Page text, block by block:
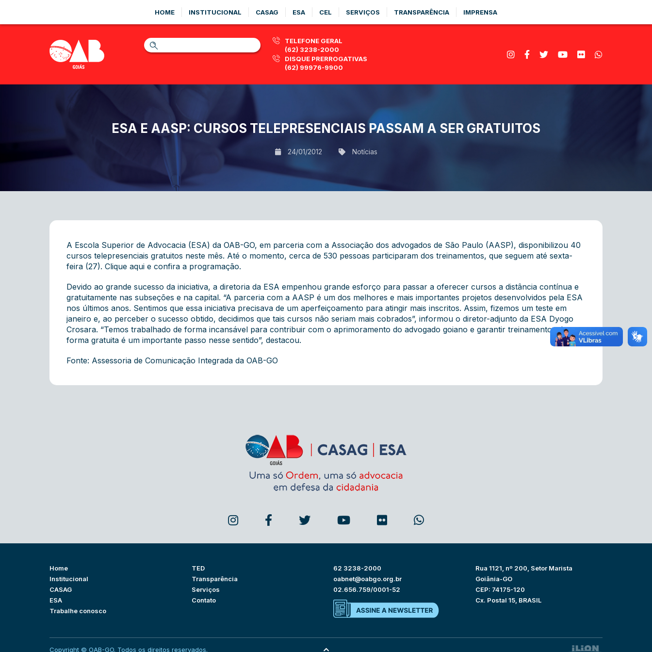
HOME INSTITUCIONAL CASAG ESA CEL SERVIÇOS TRANSPARÊNCIA IMPRENSA
TELEFONE GERAL
(62) 3238-2000
DISQUE PRERROGATIVAS
(62) 99976-9900
ESA E AASP: CURSOS TELEPRESENCIAIS PASSAM A SER GRATUITOS
24/01/2012 Notícias
A Escola Superior de Advocacia (ESA) da OAB-GO, em parceria com a Associação dos advogados de São Paulo (AASP), disponibilizou 40
cursos telepresenciais gratuitos neste mês. Até o momento, cerca de 530 pessoas participaram dos treinamentos, que seguem até sexta-
feira (27). Clique aqui e confira a programação.
Devido ao grande sucesso da iniciativa, a diretoria da ESA empenhou grande esforço para passar a oferecer cursos a distância contínua e
gratuitamente nas subseções e na capital. “A parceria com a AASP é um dos melhores e mais importantes projetos desenvolvidos pela ESA
nos últimos anos. Sentimos que essa iniciativa precisava de um aperfeiçoamento para atingir mais inscritos. Assim, fizemos um teste em
janeiro e, ao perceber o sucesso obtido, decidimos que tais cursos não seriam mais cobrados”, informou o diretor-adjunto da ESA Dyogo
Crosara. “Temos trabalhado de forma incansável para contribuir com o aprimoramento do advogado goiano e garantir treinamentos de
forma gratuita é um importante passo nesse sentido”, destacou.
Fonte: Assessoria de Comunicação Integrada da OAB-GO
Home
Institucional
CASAG
ESA
Trabalhe conosco
TED
Transparência
Serviços
Contato
62 3238-2000
oabnet@oabgo.org.br
02.656.759/0001-52
Rua 1121, nº 200, Setor Marista
Goiânia-GO
CEP: 74175-120
Cx. Postal 15, BRASIL
Copyright © OAB-GO. Todos os direitos reservados.